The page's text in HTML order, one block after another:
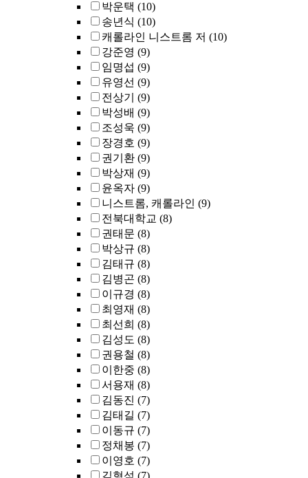
박운택 (10)
송년식 (10)
캐롤라인 니스트롬 저 (10)
강준영 (9)
임명섭 (9)
유영선 (9)
전상기
(9)
박성배 (9)
조성욱 (9)
장경호 (9)
권기환 (9)
박상재 (9)
윤옥자 (9)
니스트롬, 캐롤라인 (9)
전북대학교 (8)
권태문 (8)
박상규 (8)
김태규 (8)
김병곤 (8)
이규경 (8)
최영재 (8)
최선희 (8)
김성도 (8)
권용철 (8)
이한중 (8)
서용재 (8)
김동진 (7)
김태길 (7)
이동규 (7)
정채봉 (7)
이영호 (7)
김형석 (7)